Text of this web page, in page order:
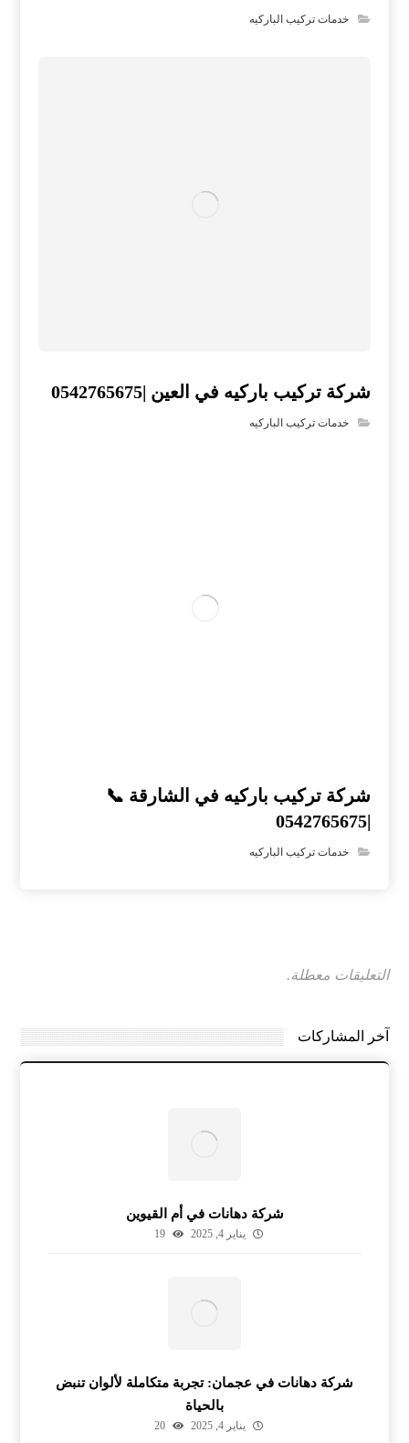
خدمات تركيب الباركيه
شركة تركيب باركيه في العين |0542765675
خدمات تركيب الباركيه
شركة تركيب باركيه في الشارقة 📞
|0542765675
خدمات تركيب الباركيه
التعليقات معطلة.
آخر المشاركات
شركة دهانات في أم القيوين
يناير 4, 2025 19
شركة دهانات في عجمان: تجربة متكاملة لألوان تنبض
بالحياة
يناير 4, 2025 20